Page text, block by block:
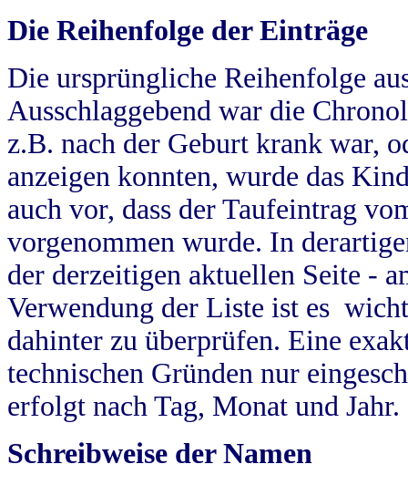
Die Reihenfolge der Einträge
Die ursprüngliche Reihenfolge
Ausschlaggebend war die
z.B. nach der Geburt krank war,
anzeigen konnten, wurde das
auch vor, dass der Taufeintrag
vorgenommen wurde. In
der derzeitigen aktuellen Seite -
Verwendung der Liste ist es
dahinter zu überprüfen. Eine
technischen Gründen nur
erfolgt nach Tag, Monat und Jahr.
Schreibweise der Namen